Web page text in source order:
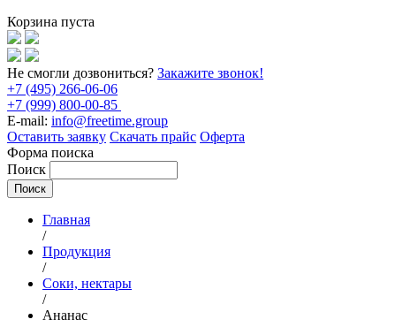
Корзина пуста
Не смогли дозвониться? Закажите звонок!
+7 (495) 266-06-06
+7 (999) 800-00-85
E-mail: info@freetime.group
Оставить заявку Скачать прайс Оферта
Форма поиска
Поиск
Главная
/
Продукция
/
Соки, нектары
/
Ананас